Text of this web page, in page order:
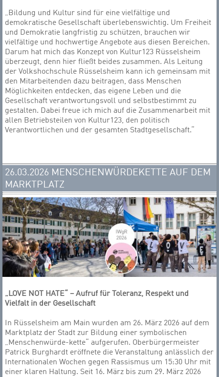
„Bildung und Kultur sind für eine vielfältige und
demokratische Gesellschaft überlebenswichtig. Um Freiheit
und Demokratie langfristig zu schützen, brauchen wir
vielfältige und hochwertige Angebote aus diesen Bereichen.
Darum hat mich das Konzept von Kultur123 Rüsselsheim
überzeugt, denn hier fließt beides zusammen. Als Leitung
der Volkshochschule Rüsselsheim kann ich gemeinsam mit
den Mitarbeitenden dazu beitragen, dass Menschen
Möglichkeiten entdecken, das eigene Leben und die
Gesellschaft verantwortungsvoll und selbstbestimmt zu
gestalten. Dabei freue ich mich auf die Zusammenarbeit mit
allen Betriebsteilen von Kultur123, den politisch
Verantwortlichen und der gesamten Stadtgesellschaft.“
26.03.2026 MENSCHENWÜRDEKETTE AUF DEM
MARKTPLATZ
„LOVE NOT HATE“ – Aufruf für Toleranz, Respekt und
Vielfalt in der Gesellschaft
In Rüsselsheim am Main wurden am 26. März 2026 auf dem
Marktplatz der Stadt zur Bildung einer symbolischen
„Menschenwürde-kette“ aufgerufen. Oberbürgermeister
Patrick Burghardt eröffnete die Veranstaltung anlässlich der
Internationalen Wochen gegen Rassismus um 15:30 Uhr mit
einer klaren Haltung. Seit 16. März bis zum 29. März 2026